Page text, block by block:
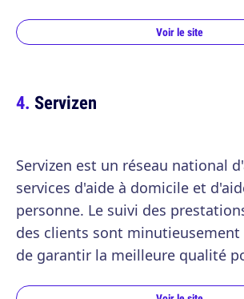
Voir le site
Servizen
Servizen est un réseau national
services d'aide à domicile et
personne. Le suivi des
des clients sont minutieusement
de garantir la meilleure qualité